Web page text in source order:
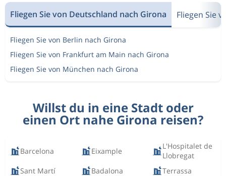
Fliegen Sie von Deutschland nach Girona Fliegen Sie
Fliegen Sie von Berlin nach Girona
Fliegen Sie von Frankfurt am Main nach Girona
Fliegen Sie von München nach Girona
Willst du in eine Stadt oder
einen Ort nahe Girona reisen?
Barcelona Eixample
L'Hospitalet de
Llobregat
Sant Martí
Badalona Terrassa